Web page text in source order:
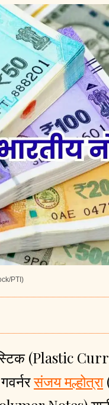
PTI)
(Plastic
संजय मल्होत्रा